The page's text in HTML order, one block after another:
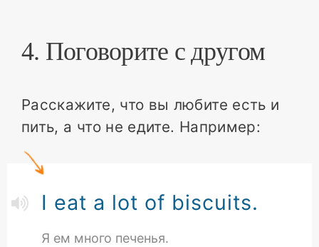
4. Поговорите с другом
Расскажите, что вы любите есть и
пить, а что не едите. Например:
I eat a lot of biscuits.
Я ем много печенья.